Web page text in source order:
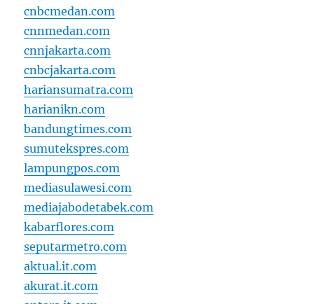
cnbcmedan.com
cnnmedan.com
cnnjakarta.com
cnbcjakarta.com
hariansumatra.com
harianikn.com
bandungtimes.com
sumutekspres.com
lampungpos.com
mediasulawesi.com
mediajabodetabek.com
kabarflores.com
seputarmetro.com
aktual.it.com
akurat.it.com